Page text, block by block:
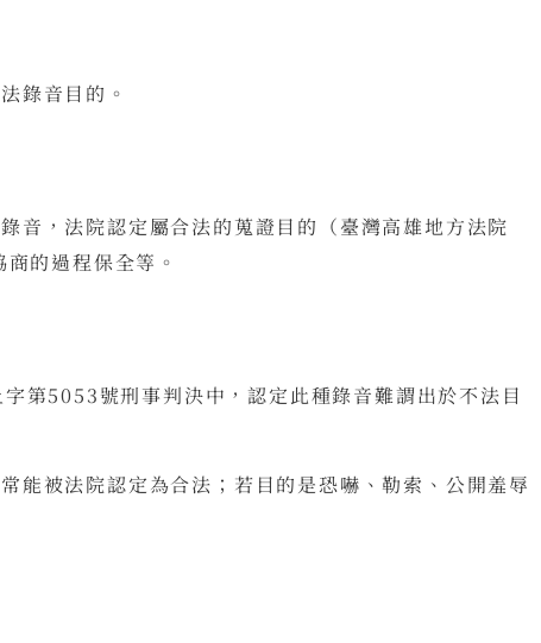
錄音目的。
音，法院認定屬合法的蒐證目的（臺灣高雄地方法院
的過程保全等。
第5053號刑事判決中，認定此種錄音難謂出於不法目
能被法院認定為合法；若目的是恐嚇、勒索、公開羞辱